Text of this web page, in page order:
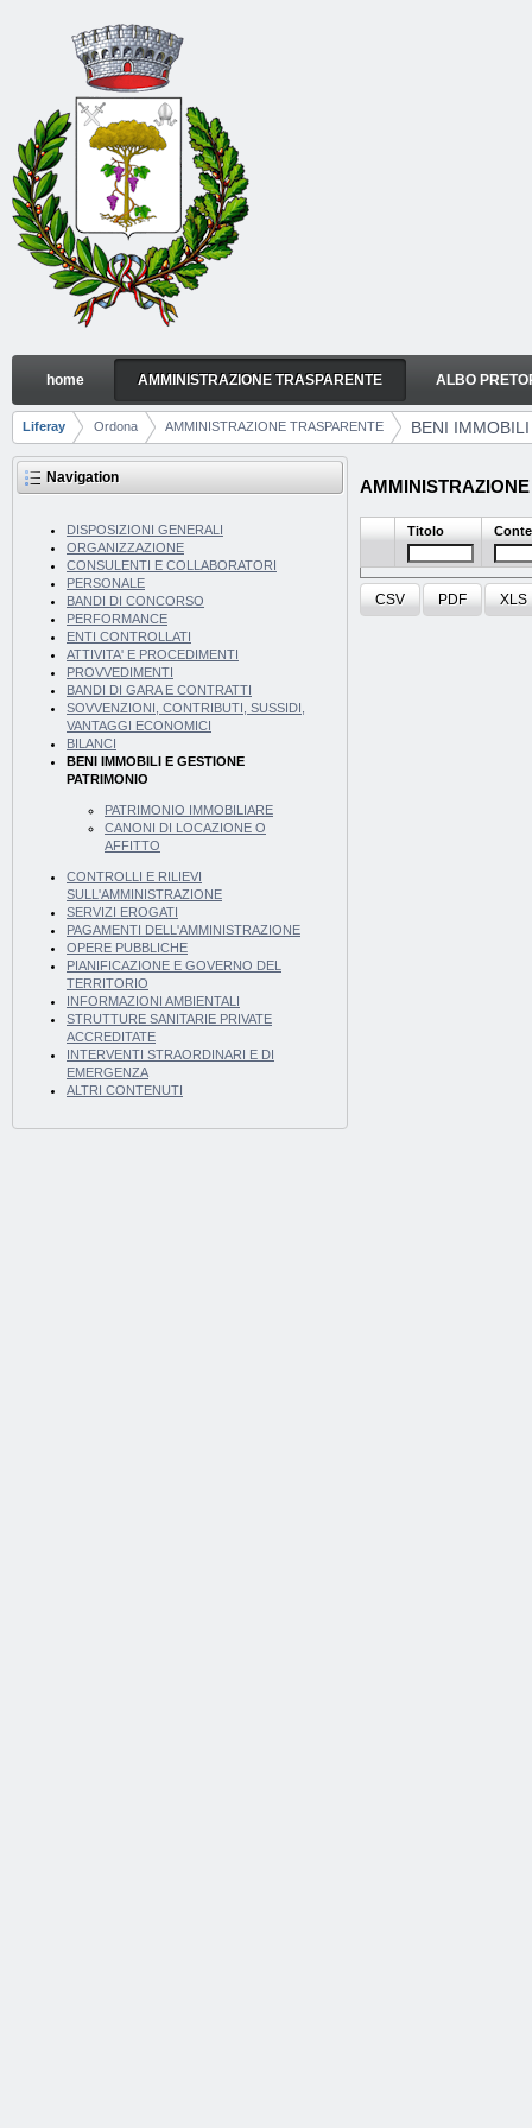
Skip to Content
BENI IMMOBILI E GESTIONE PATRIMONIO
Navigation
home AMMINISTRAZIONE TRASPARENTE ALBO
Breadcrumbs
Liferay Ordona AMMINISTRAZIONE TRASPARENTE BENI
Navigation
DISPOSIZIONI GENERALI
ORGANIZZAZIONE
CONSULENTI E COLLABORATORI
PERSONALE
BANDI DI CONCORSO
PERFORMANCE
ENTI CONTROLLATI
ATTIVITA' E PROCEDIMENTI
PROVVEDIMENTI
BANDI DI GARA E CONTRATTI
SOVVENZIONI, CONTRIBUTI, SUSSIDI,
VANTAGGI ECONOMICI
BILANCI
BENI IMMOBILI E GESTIONE
PATRIMONIO
PATRIMONIO IMMOBILIARE
CANONI DI LOCAZIONE O
AFFITTO
CONTROLLI E RILIEVI
SULL'AMMINISTRAZIONE
SERVIZI EROGATI
PAGAMENTI DELL'AMMINISTRAZIONE
OPERE PUBBLICHE
PIANIFICAZIONE E GOVERNO DEL
TERRITORIO
INFORMAZIONI AMBIENTALI
STRUTTURE SANITARIE PRIVATE
ACCREDITATE
INTERVENTI STRAORDINARI E DI
EMERGENZA
ALTRI CONTENUTI
Titolo
CSV PDF XLS